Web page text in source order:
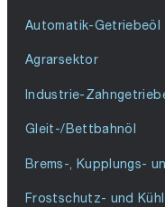
Automatik-Getriebeöl
Agrarsektor
Industrie-
Gleit-/Bettbahnöl
Brems-, Kupplungs-
Frostschutz- und